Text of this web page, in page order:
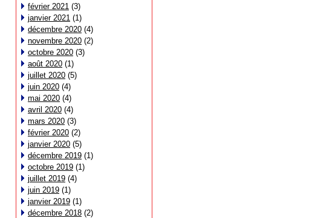
février 2021 (3)
janvier 2021 (1)
décembre 2020 (4)
novembre 2020 (2)
octobre 2020 (3)
août 2020 (1)
juillet 2020 (5)
juin 2020 (4)
mai 2020 (4)
avril 2020 (4)
mars 2020 (3)
février 2020 (2)
janvier 2020 (5)
décembre 2019 (1)
octobre 2019 (1)
juillet 2019 (4)
juin 2019 (1)
janvier 2019 (1)
décembre 2018 (2)